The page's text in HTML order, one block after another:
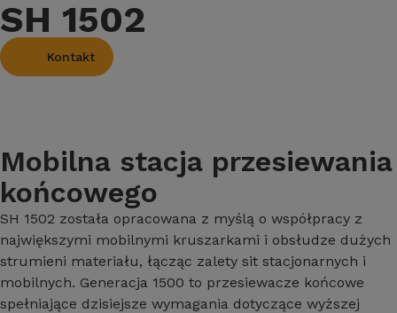
SH 1502
Kontakt
Mobilna stacja przesiewania
końcowego
SH 1502 została opracowana z myślą o współpracy z
największymi mobilnymi kruszarkami i obsłudze dużych
strumieni materiału, łącząc zalety sit stacjonarnych i
mobilnych. Generacja 1500 to przesiewacze końcowe
spełniające dzisiejsze wymagania dotyczące wyższej